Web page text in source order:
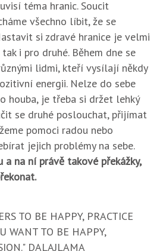
téma hranic. Soucit
všechno líbit, že se
si zdravé hranice je velmi
i pro druhé. Během dne se
lidmi, kteří vysílají někdy
energii. Nelze do sebe
houba, je třeba si držet lehký
se druhé poslouchat, přijímat
pomoci radou nebo
jejich problémy na sebe.
a na ní právě takové překážky,
TO BE HAPPY, PRACTICE
WANT TO BE HAPPY,
DALAJLAMA